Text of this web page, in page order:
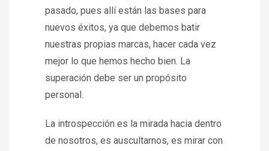
pasado, pues allí están las bases para
nuevos éxitos, ya que debemos batir
nuestras propias marcas, hacer cada vez
mejor lo que hemos hecho bien. La
superación debe ser un propósito
personal.
La introspección es la mirada hacia dentro
de nosotros, es auscultarnos, es mirar con